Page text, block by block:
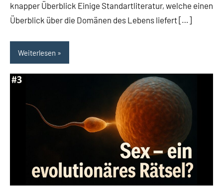
knapper Überblick Einige Standartliteratur, welche einen
Überblick über die Domänen des Lebens liefert […]
Weiterlesen